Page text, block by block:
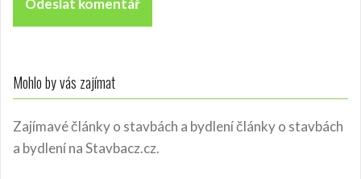
Mohlo by vás zajímat
Zajímavé články o stavbách a bydleníčlánky o stavbách
a bydlenína Stavbacz.cz.